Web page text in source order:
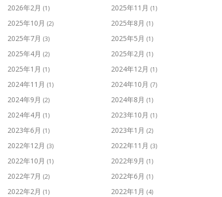
2026年2月 (1) 2025年11月 (1)
2025年10月 (2) 2025年8月 (1)
2025年7月 (3) 2025年5月 (1)
2025年4月 (2) 2025年2月 (1)
2025年1月 (1) 2024年12月 (1)
2024年11月 (1) 2024年10月 (7)
2024年9月 (2) 2024年8月 (1)
2024年4月 (1) 2023年10月 (1)
2023年6月 (1) 2023年1月 (2)
2022年12月 (3) 2022年11月 (3)
2022年10月 (1) 2022年9月 (1)
2022年7月 (2) 2022年6月 (1)
2022年2月 (1) 2022年1月 (4)